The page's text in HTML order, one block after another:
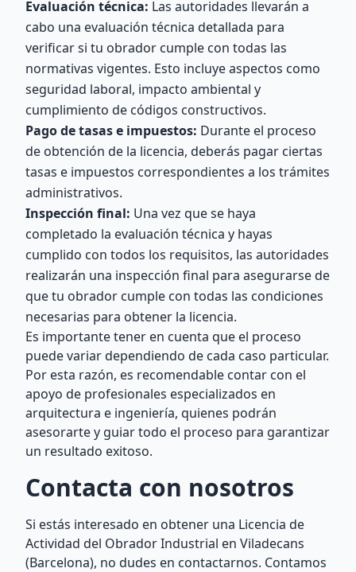
Evaluación técnica: Las autoridades llevarán a
cabo una evaluación técnica detallada para
verificar si tu obrador cumple con todas las
normativas vigentes. Esto incluye aspectos como
seguridad laboral, impacto ambiental y
cumplimiento de códigos constructivos.
Pago de tasas e impuestos: Durante el proceso
de obtención de la licencia, deberás pagar ciertas
tasas e impuestos correspondientes a los trámites
administrativos.
Inspección final: Una vez que se haya
completado la evaluación técnica y hayas
cumplido con todos los requisitos, las autoridades
realizarán una inspección final para asegurarse de
que tu obrador cumple con todas las condiciones
necesarias para obtener la licencia.
Es importante tener en cuenta que el proceso
puede variar dependiendo de cada caso particular.
Por esta razón, es recomendable contar con el
apoyo de profesionales especializados en
arquitectura e ingeniería, quienes podrán
asesorarte y guiar todo el proceso para garantizar
un resultado exitoso.
Contacta con nosotros
Si estás interesado en obtener una Licencia de
Actividad del Obrador Industrial en Viladecans
(Barcelona), no dudes en contactarnos. Contamos